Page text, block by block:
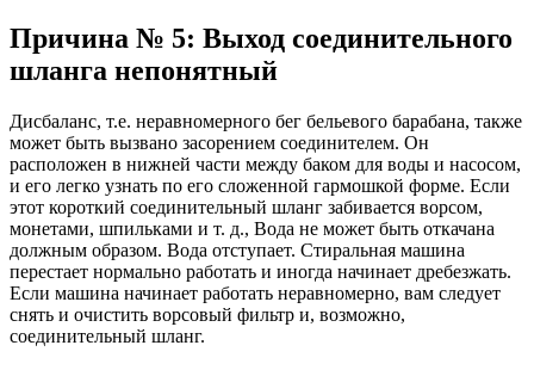
Причина № 5: Выход соединительного
шланга непонятный
Дисбаланс, т.е. неравномерного бег бельевого барабана, также
может быть вызвано засорением соединителем. Он
расположен в нижней части между баком для воды и насосом,
и его легко узнать по его сложенной гармошкой форме. Если
этот короткий соединительный шланг забивается ворсом,
монетами, шпильками и т. д., Вода не может быть откачана
должным образом. Вода отступает. Стиральная машина
перестает нормально работать и иногда начинает дребезжать.
Если машина начинает работать неравномерно, вам следует
снять и очистить ворсовый фильтр и, возможно,
соединительный шланг.